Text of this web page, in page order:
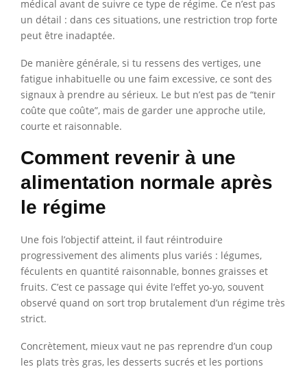
médical avant de suivre ce type de régime. Ce n’est pas
un détail : dans ces situations, une restriction trop forte
peut être inadaptée.
De manière générale, si tu ressens des vertiges, une
fatigue inhabituelle ou une faim excessive, ce sont des
signaux à prendre au sérieux. Le but n’est pas de “tenir
coûte que coûte”, mais de garder une approche utile,
courte et raisonnable.
Comment revenir à une
alimentation normale après
le régime
Une fois l’objectif atteint, il faut réintroduire
progressivement des aliments plus variés : légumes,
féculents en quantité raisonnable, bonnes graisses et
fruits. C’est ce passage qui évite l’effet yo-yo, souvent
observé quand on sort trop brutalement d’un régime très
strict.
Concrètement, mieux vaut ne pas reprendre d’un coup
les plats très gras, les desserts sucrés et les portions